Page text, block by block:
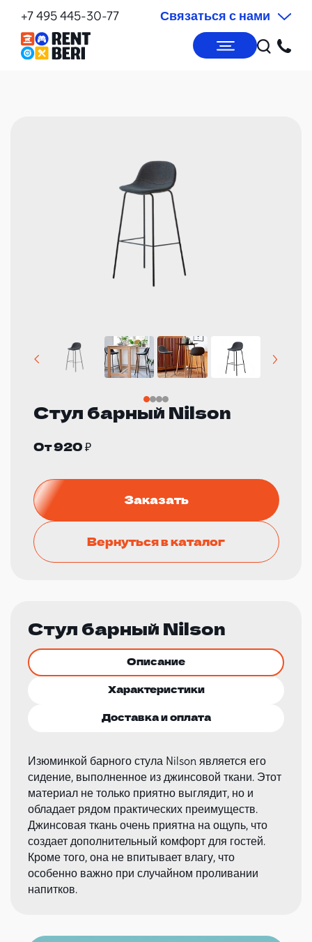
+7 495 445-30-77 Связаться с нами
Стул барный Nilson
От 920 ₽
Заказать
Вернуться в каталог
Стул барный Nilson
Описание
Характеристики
Доставка и оплата
Изюминкой барного стула Nilson является его
сидение, выполненное из джинсовой ткани. Этот
материал не только приятно выглядит, но и
обладает рядом практических преимуществ.
Джинсовая ткань очень приятна на ощупь, что
создает дополнительный комфорт для гостей.
Кроме того, она не впитывает влагу, что
особенно важно при случайном проливании
напитков.